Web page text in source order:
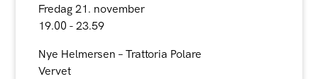
Fredag 21. november
19.00 - 23.59
Nye Helmersen – Trattoria Polare
Vervet